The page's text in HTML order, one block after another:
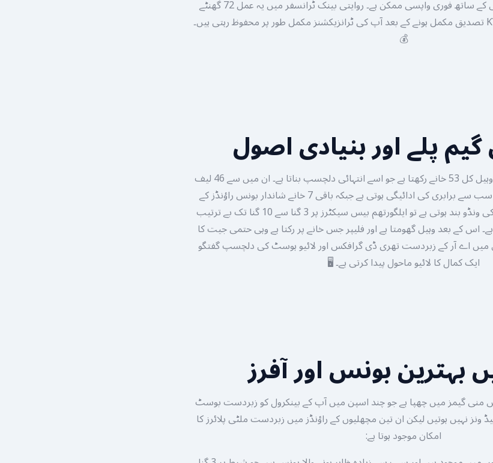
استعمال کریں جہاں صفر فیس کے ساتھ فوری واپسی ممکن ہے۔ روایتی بینک ٹرانسفر میں یہ عمل 72 گھنٹے
تک لے سکتا ہے لیکن مناسب KYC تصدیق مکمل ہونے کے بعد آپ کی ٹرانزیکشنز مکمل طور پر محفوظ رہتی ہیں۔
💰
پلے اور بنیادی اصول
یہ جدید آر این جی لائیو ورچوئل وہیل کل 53 خانے رکھتا ہے جو اسے انتہائی دلچسپ بناتا ہے۔ ان میں سے 46 لیف
سیگمنٹس ہیں جہاں 1:1 کے تناسب سے برابری کی ادائیگی ہوتی ہے جبکہ باقی 7 خانے شاندار بونس راؤنڈز کے
لیے مخصوص ہیں۔ جب بیٹنگ کی ونڈو بند ہوتی ہے تو ایلگورتھم بیس سیکٹرز پر 3 گنا سے 10 گنا تک بے ترتیب
اس کے بعد وہیل گھومتا ہے اور فلیپر جس خانے پر رکتا ہے وہی حتمی جیت کا
اے آر کے زبردست تھری ڈی گرافکس اور لائیو ہوسٹ کی دلچسپ گفتگو
ایک کمال کا لائیو ماحول پیدا کرتی ہے۔ 🖥️
بہترین بونس اور آفرز
گیمز میں چھپا ہے جو چند اسپن میں آپ کے بینکرول کو زبردست بوسٹ
ونز نہیں ہوتیں لیکن ان تین مچھلیوں کے راؤنڈز میں زبردست ملٹی پلائرز کا
امکان موجود ہوتا ہے: